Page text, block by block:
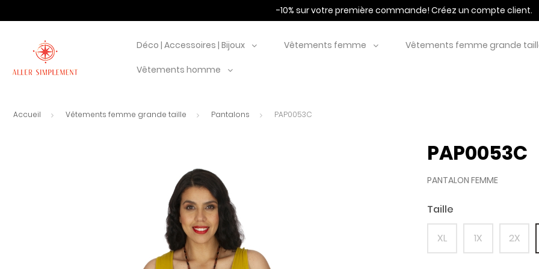
-10% sur votre première commande! Créez un compte client.
Déco | Accessoires | Bijoux Vêtements femme Vêtements femme grande
Vêtements homme
Accueil Vêtements femme grande taille Pantalons PAP0053C
PAP0053C
PANTALON FEMME
Taille
XL 1X 2X